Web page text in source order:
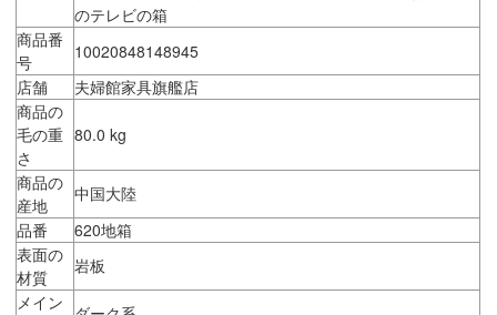
のテレビの箱
商品番
号
10020848148945
店舗
夫婦館家具旗艦店
商品の
毛の重
さ
80.0 kg
商品の
産地
中国大陸
品番
620地箱
表面の
材質
岩板
メイン